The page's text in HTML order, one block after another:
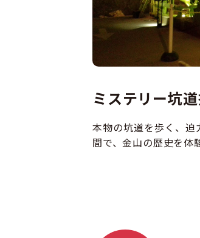
ミステリー坑
本物の坑道を歩く、
間で、金山の歴史を体